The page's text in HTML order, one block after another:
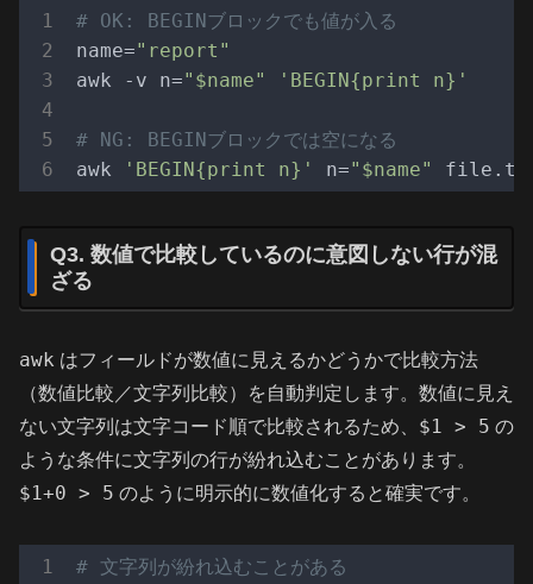
# OK: BEGINブロックでも値が入る
name="report"
awk -v n="$name" 'BEGIN{print n}'
# NG: BEGINブロックでは空になる
awk
'BEGIN{print n}' n="$name"
Q3. 数値で比較しているのに意図しない行が混
ざる
awk はフィールドが数値に見えるかどうかで比較方法
（数値比較／文字列比較）を自動判定します。数値に見え
ない文字列は文字コード順で比較されるため、 $1 > 5 の
ような条件に文字列の行が紛れ込むことがあります。
$1+0 > 5 のように明示的に数値化すると確実です。
# 文字列が紛れ込むことがある